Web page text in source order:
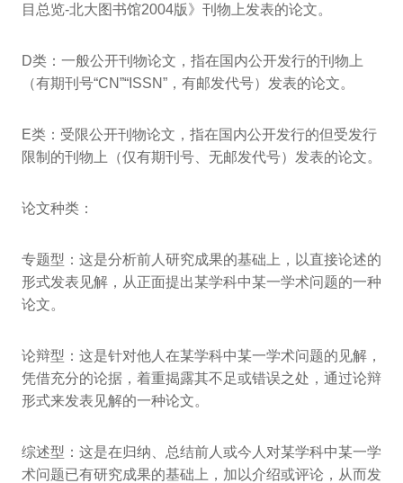
目总览-北大图书馆2004版》刊物上发表的论文。
D类：一般公开刊物论文，指在国内公开发行的刊物上
（有期刊号“CN”“ISSN”，有邮发代号）发表的论文。
E类：受限公开刊物论文，指在国内公开发行的但受发行
限制的刊物上（仅有期刊号、无邮发代号）发表的论文。
论文种类：
专题型：这是分析前人研究成果的基础上，以直接论述的
形式发表见解，从正面提出某学科中某一学术问题的一种
论文。
论辩型：这是针对他人在某学科中某一学术问题的见解，
凭借充分的论据，着重揭露其不足或错误之处，通过论辩
形式来发表见解的一种论文。
综述型：这是在归纳、总结前人或今人对某学科中某一学
术问题已有研究成果的基础上，加以介绍或评论，从而发